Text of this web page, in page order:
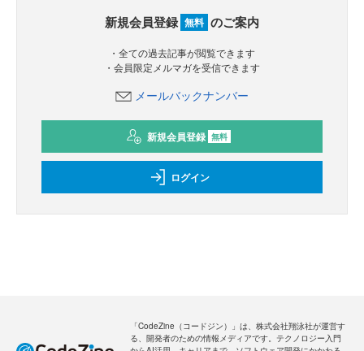
新規会員登録 無料 のご案内
・全ての過去記事が閲覧できます
・会員限定メルマガを受信できます
メールバックナンバー
新規会員登録 無料
ログイン
「CodeZine（コードジン）」は、株式会社翔泳社が運営す
る、開発者のための情報メディアです。テクノロジー入門